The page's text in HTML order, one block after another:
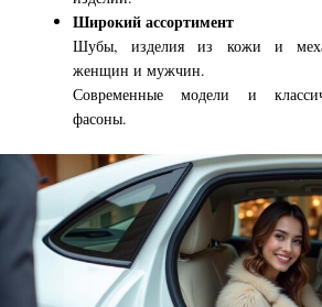
Широкий ассортимент
Шубы, изделия из кожи и
женщин и мужчин.
Современные модели и
фасоны.